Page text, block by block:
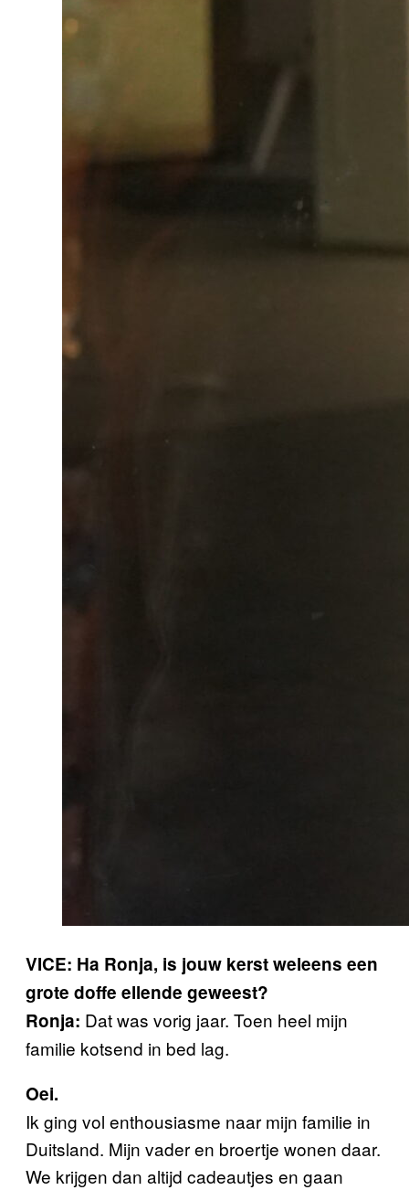
VICE: Ha Ronja, is jouw kerst weleens een
grote doffe ellende geweest?
Ronja: Dat was vorig jaar. Toen heel mijn
familie kotsend in bed lag.
Oei.
Ik ging vol enthousiasme naar mijn familie in
Duitsland. Mijn vader en broertje wonen daar.
We krijgen dan altijd cadeautjes en gaan